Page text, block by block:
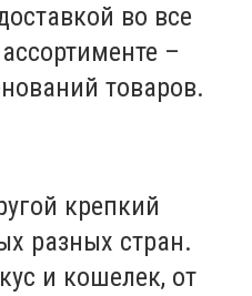
во все
–
товаров.
крепкий
разных стран.
и кошелек, от